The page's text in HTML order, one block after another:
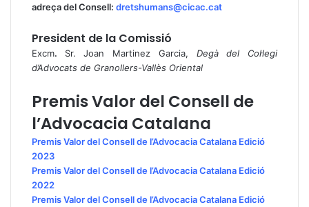
adreça del Consell: dretshumans@cicac.cat
President de la Comissió
Excm. Sr. Joan Martinez Garcia, Degà del Col·legi
d’Advocats de Granollers-Vallès Oriental
Premis Valor del Consell de
l’Advocacia Catalana
Premis Valor del Consell de l’Advocacia Catalana Edició
2023
Premis Valor del Consell de l’Advocacia Catalana Edició
2022
Premis Valor del Consell de l’Advocacia Catalana Edició